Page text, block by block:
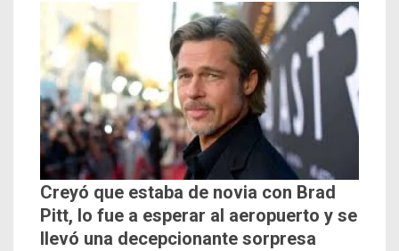
Creyó que estaba de novia con Brad
Pitt, lo fue a esperar al aeropuerto y se
llevó una decepcionante sorpresa